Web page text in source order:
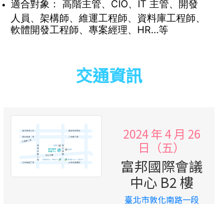
適合對象： 高階主管、CIO、IT 主管、開發
人員、架構師、維運工程師、資料庫工程師、
軟體開發工程師、專案經理、HR…等
交通資訊
2024 年 4 月 26
日（五）
富邦國際會議
中心 B2 樓
臺北市敦化南路一段